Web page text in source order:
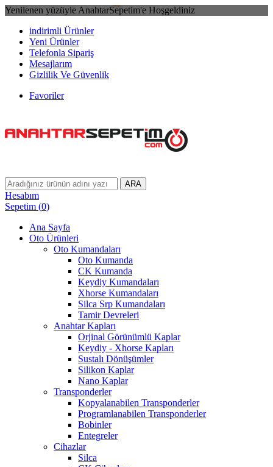
Yenilenen yüzüyle AnahtarSepetim'e Hoşgeldiniz
indirimli Ürünler
Yeni Ürünler
Telefonla Sipariş
Mesajlarım
Gizlilik Ve Güvenlik
Favoriler
ARA
Hesabım
Sepetim (0)
Ana Sayfa
Oto Ürünleri
Oto Kumandaları
Oto Kumanda
CK Kumanda
Keydiy Kumandaları
Xhorse Kumandaları
Silca Srp Kumandaları
Tamir Devreleri
Anahtar Kapları
Orjinal Görünümlü Kaplar
Keydiy - Xhorse Kapları
Sustalı Dönüşümler
Silikon Kaplar
Nano Kaplar
Transponderler
Kopyalanabilen Transponderler
Programlanabilen Transponderler
Bobinler
Entegreler
Cihazlar
Silca